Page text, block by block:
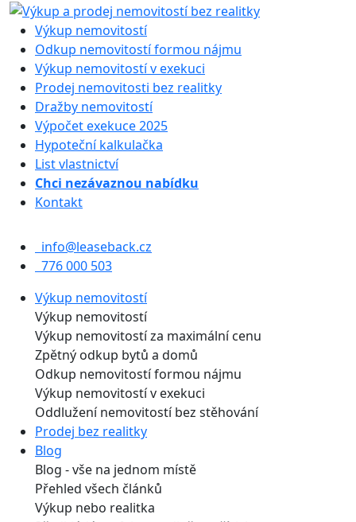
Výkup nemovitostí
Odkup nemovitostí formou nájmu
Výkup nemovitostí v exekuci
Prodej nemovitosti bez realitky
Dražby nemovitostí
Výpočet exekuce 2025
Hypoteční kalkulačka
List vlastnictví
Chci nezávaznou nabídku
Kontakt
info@leaseback.cz
776 000 503
Výkup nemovitostí
Výkup nemovitostí
Výkup nemovitostí za maximální cenu
Zpětný odkup bytů a domů
Odkup nemovitostí formou nájmu
Výkup nemovitostí v exekuci
Oddlužení nemovitostí bez stěhování
Prodej bez realitky
Blog
Blog - vše na jednom místě
Přehled všech článků
Výkup nebo realitka